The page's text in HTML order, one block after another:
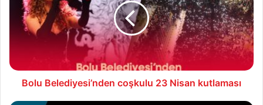
Nisan
kutlaması
Bolu Belediyesi’nden coşkulu 23 Nisan kutlaması